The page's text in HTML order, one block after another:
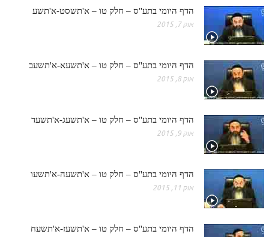
הדף היומי בתע"ס – חלק טו – א'תשסט-א'תשע
אוק 7, 2015
הדף היומי בתע"ס – חלק טו – א'תשעא-א'תשעב
אוק 8, 2015
הדף היומי בתע"ס – חלק טו – א'תשעג-א'תשעד
אוק 9, 2015
הדף היומי בתע"ס – חלק טו – א'תשעה-א'תשעו
אוק 11, 2015
הדף היומי בתע"ס – חלק טו – א'תשעז-א'תשעח